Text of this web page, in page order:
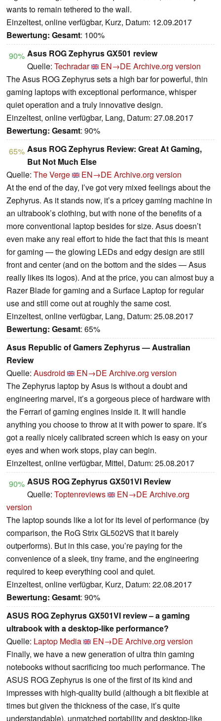
wants to remain tethered to the wall.
Einzeltest, online verfügbar, Kurz, Datum: 12.09.2017
Bewertung: Gesamt: 100%
90% Asus ROG Zephyrus GX501 review
Quelle: Techradar EN→DE Archive.org version
The Asus ROG Zephyrus sets a high bar for powerful, thin
gaming laptops with exceptional performance, whisper
quiet operation and a truly innovative design.
Einzeltest, online verfügbar, Lang, Datum: 27.08.2017
Bewertung: Gesamt: 90%
65% Asus ROG Zephyrus Review: Great At Gaming,
But Not Much Else
Quelle: The Verge EN→DE Archive.org version
At the end of the day, I’ve got very mixed feelings about the
Zephyrus. As it stands now, it’s a pricey gaming machine in
an ultrabook’s clothing, but with none of the benefits of a
more conventional laptop besides for size. Asus doesn’t
even make any real effort to hide the fact that this is meant
for gaming — the glowing LEDs and edgy design are still
front and center (and on the bottom and the sides — Asus
really likes its logos). And at the price, you can almost buy a
Razer Blade for gaming and a Surface Laptop for regular
use and still come out at roughly the same cost.
Einzeltest, online verfügbar, Lang, Datum: 25.08.2017
Bewertung: Gesamt: 65%
Asus Republic of Gamers Zephyrus — Australian
Review
Quelle: Ausdroid EN→DE Archive.org version
The Zephyrus laptop by Asus is without a doubt and
engineering marvel, it’s a gorgeous piece of hardware with
the Ferrari of gaming engines inside it. It will handle
anything you choose to throw at it with power to spare. It’s
got a really nicely calibrated screen which is easy on your
eyes and when work stops, play can begin.
Einzeltest, online verfügbar, Mittel, Datum: 25.08.2017
90% ASUS ROG Zephyrus GX501VI Review
Quelle: Toptenreviews EN→DE Archive.org
version
The laptop sounds like a lot for its level of performance (by
comparison, the RoG Strix GL502VS that it barely
outperforms). But in this case, you’re paying for the
convenience of a sleek, tiny frame, and the engineering
required to keep everything cool and quiet.
Einzeltest, online verfügbar, Kurz, Datum: 22.08.2017
Bewertung: Gesamt: 90%
ASUS ROG Zephyrus GX501VI review – a gaming
ultrabook with a desktop-like performance?
Quelle: Laptop Media EN→DE Archive.org version
Finally, we have a new generation of ultra thin gaming
notebooks without sacrificing too much performance. The
ASUS ROG Zephyrus is one of the first of its kind and
impresses with high-quality build (although a bit flexible at
times but given the thickness of the case, it’s quite
understandable), unmatched portability and desktop-like